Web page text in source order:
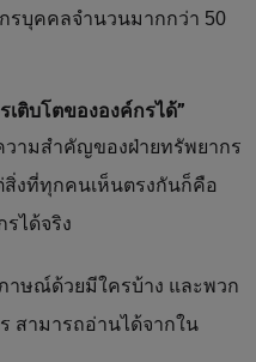
รบุคคลจํานวนมากกว่า 50
เติบโตขององค์กรได้”
วามสำคัญของฝ่ายทรัพยากร
สิ่งที่ทุกคนเห็นตรงกันก็คือ
ได้จริง
าษณ์ด้วยมีใครบ้าง และพวก
สามารถอ่านได้จากใน